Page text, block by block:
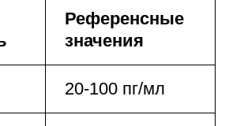
Референсные
значения
20-100 пг/мл